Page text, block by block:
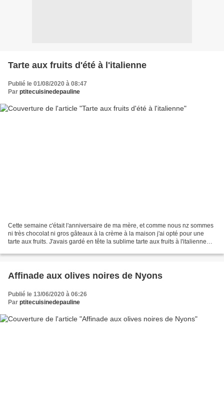
Tarte aux fruits d'été à l'italienne
Publié le 01/08/2020 à 08:47
Par ptitecuisinedepauline
Cette semaine c'était l'anniversaire de ma mère, et comme nous nz sommes
ni très chocolat ni gros gâteaux à la crème à la maison j'ai opté pour une
tarte aux fruits. J'avais gardé en tête la sublime tarte aux fruits à l'italienne
Affinade aux olives noires de Nyons
Publié le 13/06/2020 à 06:26
Par ptitecuisinedepauline